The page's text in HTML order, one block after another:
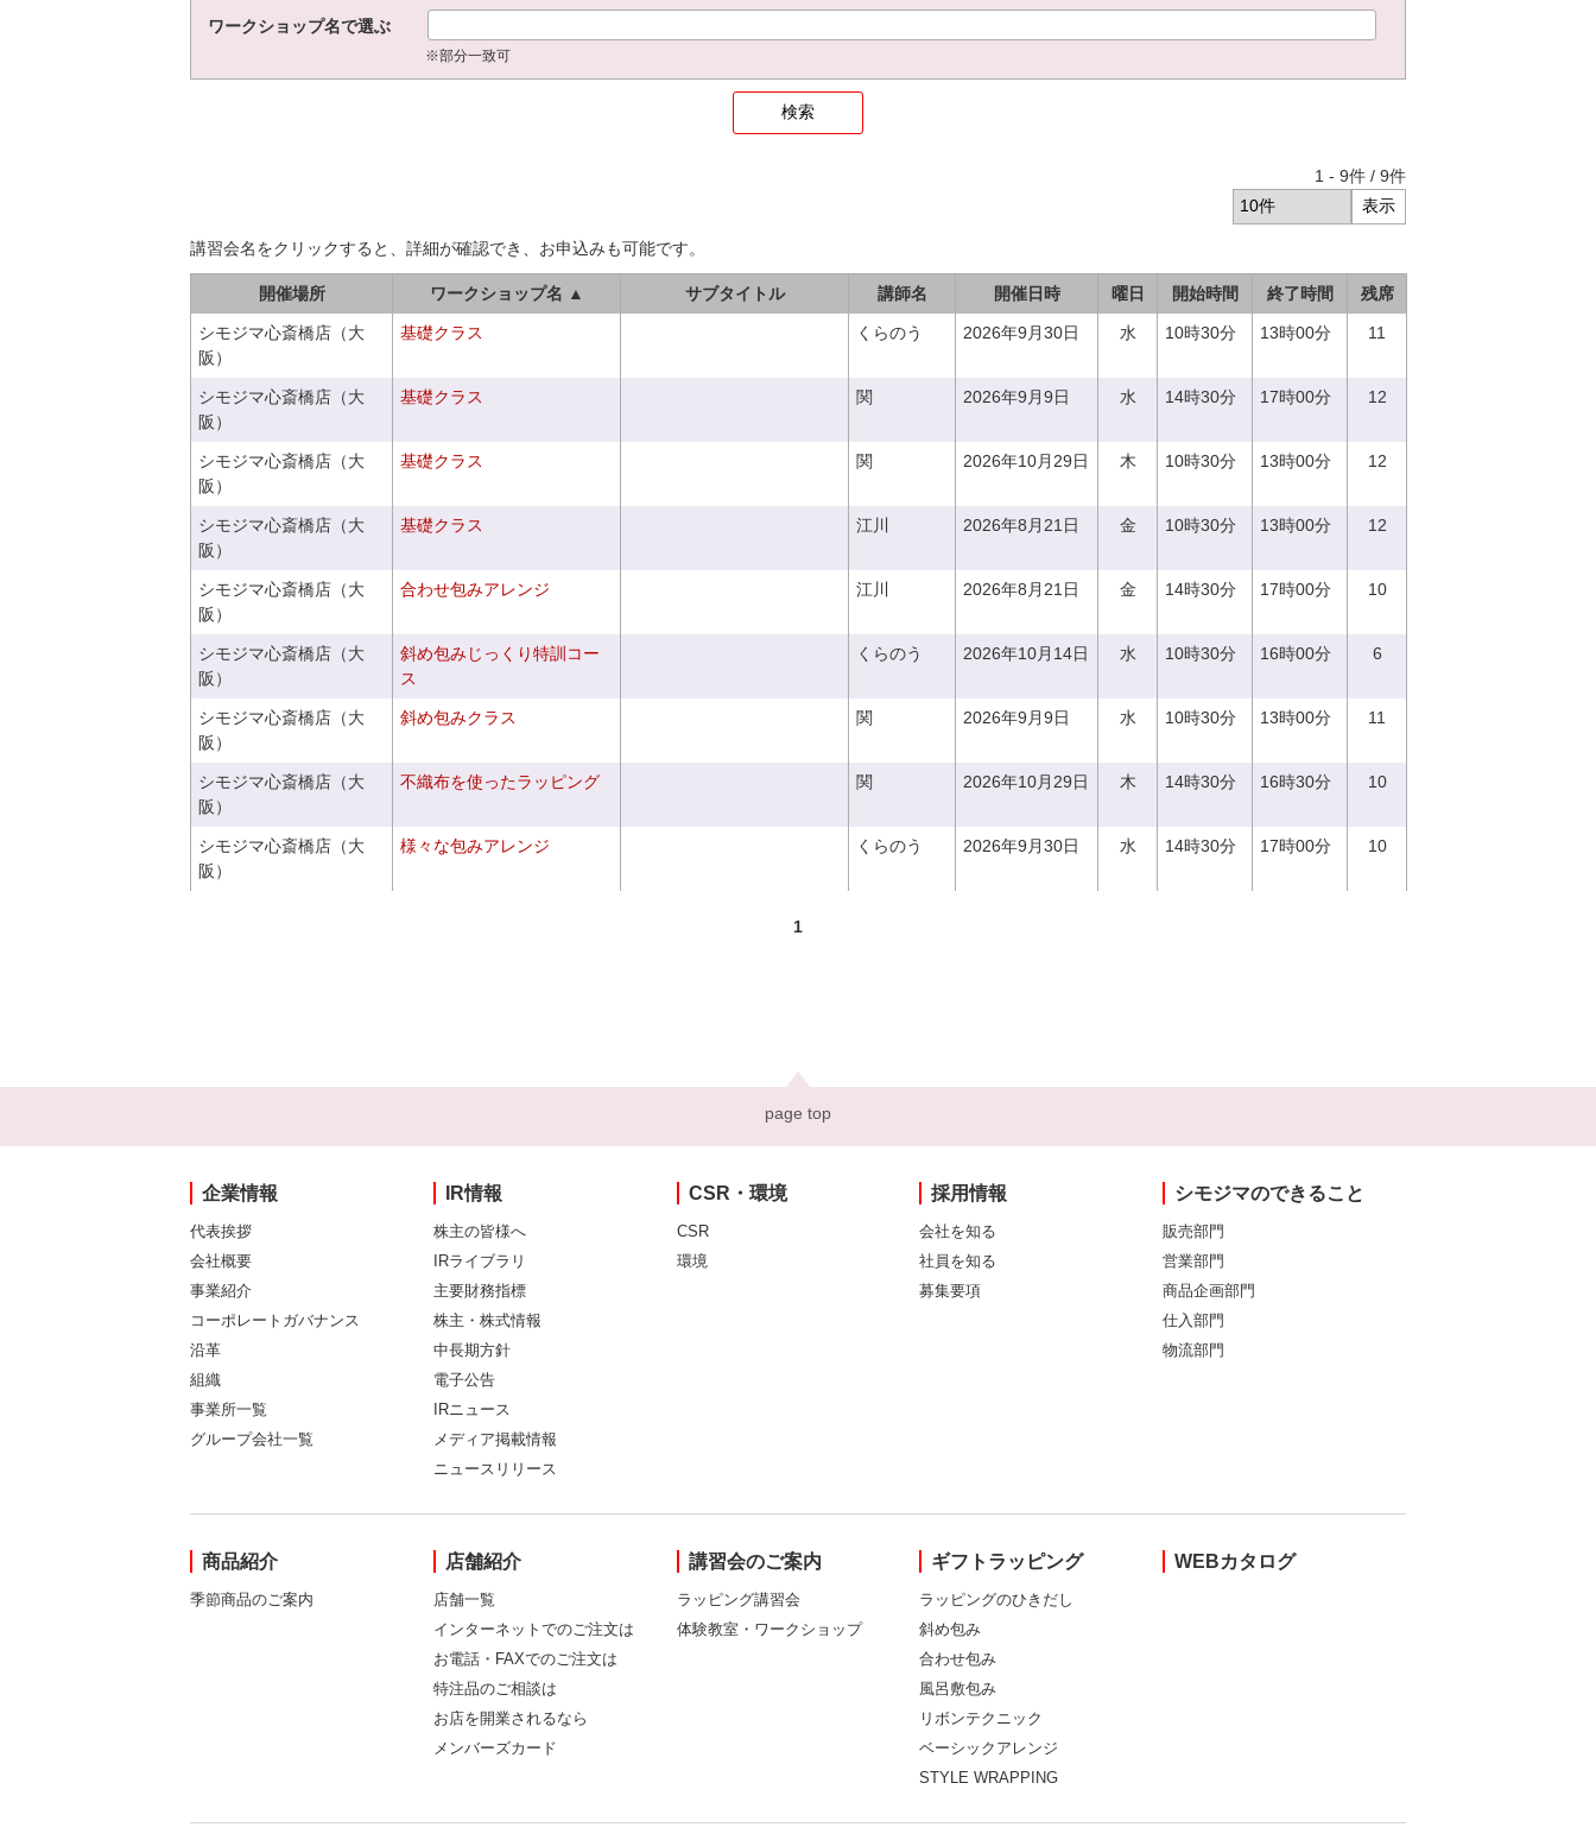
ワークショップ名で選ぶ
※部分一致可
1 - 9件 / 9件
講習会名をクリックすると、詳細が確認でき、お申込みも可能です。
開催場所 ワークショップ名 ▲ サブタイトル 講師名 開催日時 曜日 開始時間 終了時間 残席
シモジマ心斎橋店（大
阪）
基礎クラス くらのう 2026年9月30日 水 10時30分 13時00分 11
シモジマ心斎橋店（大
阪）
基礎クラス 関 2026年9月9日 水 14時30分 17時00分 12
シモジマ心斎橋店（大
阪）
基礎クラス 関 2026年10月29日 木 10時30分 13時00分 12
シモジマ心斎橋店（大
阪）
基礎クラス 江川 2026年8月21日 金 10時30分 13時00分 12
シモジマ心斎橋店（大
阪）
合わせ包みアレンジ 江川 2026年8月21日 金 14時30分 17時00分 10
シモジマ心斎橋店（大
阪）
斜め包みじっくり特訓コー
ス
くらのう 2026年10月14日 水 10時30分 16時00分 6
シモジマ心斎橋店（大
阪）
斜め包みクラス 関 2026年9月9日 水 10時30分 13時00分 11
シモジマ心斎橋店（大
阪）
不織布を使ったラッピング 関 2026年10月29日 木 14時30分 16時30分 10
シモジマ心斎橋店（大
阪）
様々な包みアレンジ くらのう 2026年9月30日 水 14時30分 17時00分 10
1
page top
企業情報
代表挨拶
会社概要
事業紹介
コーポレートガバナンス
沿革
組織
事業所一覧
グループ会社一覧
IR情報
株主の皆様へ
IRライブラリ
主要財務指標
株主・株式情報
中長期方針
電子公告
IRニュース
メディア掲載情報
ニュースリリース
CSR・環境
CSR
環境
採用情報
会社を知る
社員を知る
募集要項
シモジマのできること
販売部門
営業部門
商品企画部門
仕入部門
物流部門
商品紹介
季節商品のご案内
店舗紹介
店舗一覧
インターネットでのご注文は
お電話・FAXでのご注文は
特注品のご相談は
お店を開業されるなら
メンバーズカード
講習会のご案内
ラッピング講習会
体験教室・ワークショップ
ギフトラッピング
ラッピングのひきだし
斜め包み
合わせ包み
風呂敷包み
リボンテクニック
ベーシックアレンジ
STYLE WRAPPING
WEBカタログ